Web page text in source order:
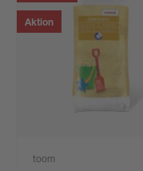
Aktion
toom